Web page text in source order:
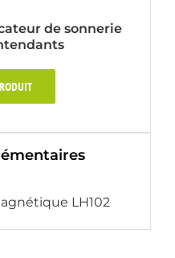
de sonnerie
LH102